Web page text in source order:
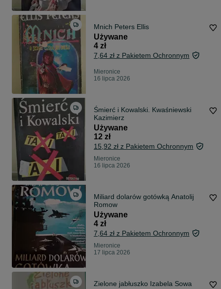
Mnich Peters Ellis
Używane
4 zł
7,64 zł z Pakietem Ochronnym
Mieronice
16 lipca 2026
Śmierć i Kowalski. Kwaśniewski
Kazimierz
Używane
12 zł
15,92 zł z Pakietem Ochronnym
Mieronice
16 lipca 2026
Miliard dolarów gotówką Anatolij
Romow
Używane
4 zł
7,64 zł z Pakietem Ochronnym
Mieronice
17 lipca 2026
Zielone jabłuszko Izabela Sowa